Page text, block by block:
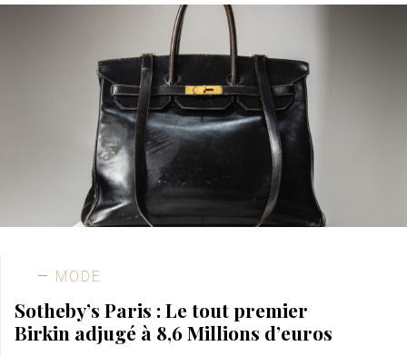
MODE
Sotheby’s Paris : Le tout premier
Birkin adjugé à 8,6 Millions d’euros